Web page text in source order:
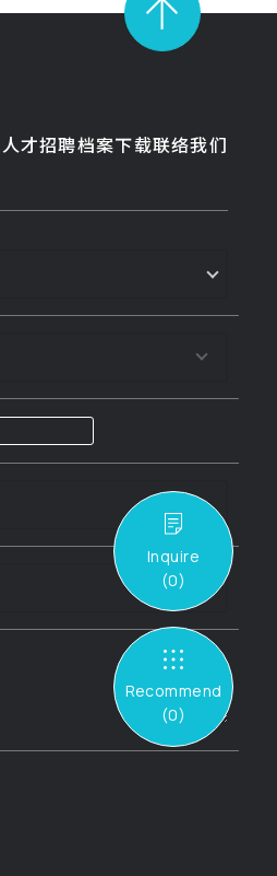
人才招聘档案下载联络我们
Inquire
(0)
Recommend
(0)